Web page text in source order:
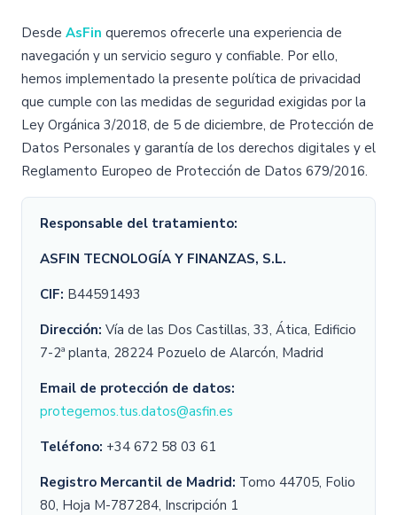
Desde AsFin queremos ofrecerle una experiencia de
navegación y un servicio seguro y confiable. Por ello,
hemos implementado la presente política de privacidad
que cumple con las medidas de seguridad exigidas por la
Ley Orgánica 3/2018, de 5 de diciembre, de Protección de
Datos Personales y garantía de los derechos digitales y el
Reglamento Europeo de Protección de Datos 679/2016.
Responsable del tratamiento:
ASFIN TECNOLOGÍA Y FINANZAS, S.L.
CIF: B44591493
Dirección: Vía de las Dos Castillas, 33, Ática, Edificio
7-2ª planta, 28224 Pozuelo de Alarcón, Madrid
Email de protección de datos:
protegemos.tus.datos@asfin.es
Teléfono: +34 672 58 03 61
Registro Mercantil de Madrid: Tomo 44705, Folio
80, Hoja M-787284, Inscripción 1